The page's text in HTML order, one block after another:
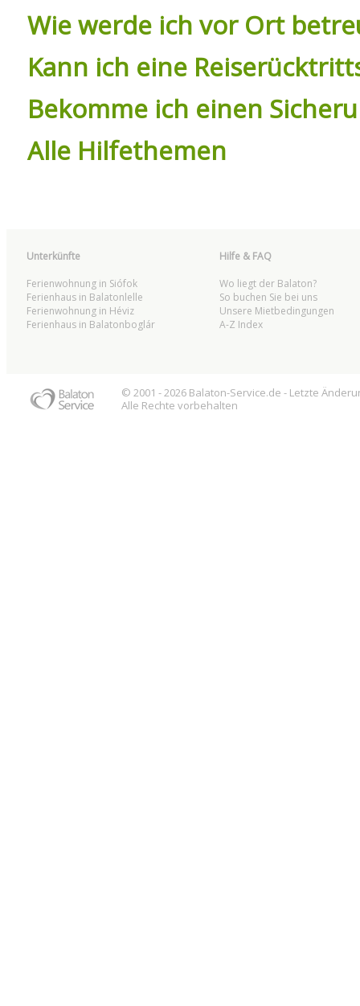
Wie werde ich vor Ort
Kann ich eine
Bekomme ich einen
Alle Hilfethemen
Unterkünfte
Ferienwohnung in Siófok
Ferienhaus in Balatonlelle
Ferienwohnung in Héviz
Ferienhaus in Balatonboglár
Hilfe & FAQ
Wo liegt der Balaton?
So buchen Sie bei uns
Unsere Mietbedingungen
A-Z Index
© 2001 - 2026 Balaton-Service.de - Letzte
Alle Rechte vorbehalten